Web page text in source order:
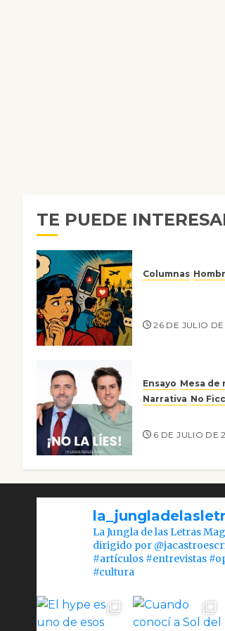
TE PUEDE
Columnas
26 DE JULIO
Ensayo Mesa de
Narrativa No
6 DE JULIO DE
La Jungla de las Letras
dirigido por
#artículos #entrevistas
#cultura